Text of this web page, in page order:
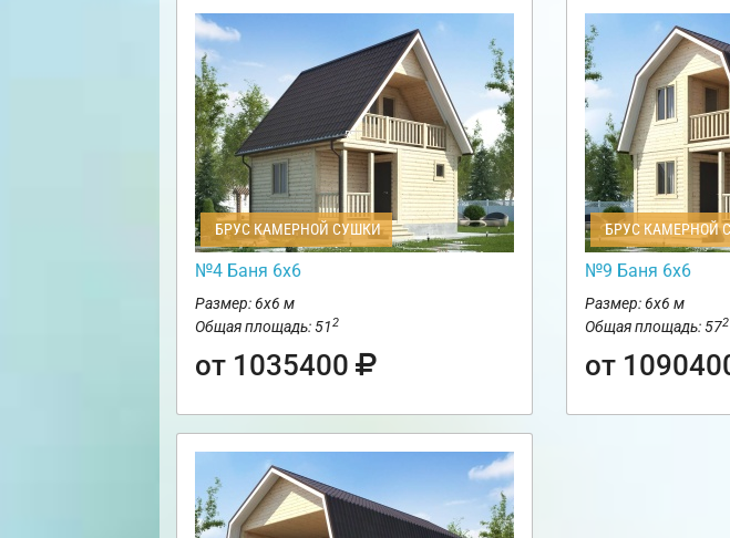
БРУС КАМЕРНОЙ СУШКИ
№4 Баня 6х6
Размер: 6х6 м
Общая площадь: 512
от 1035400
БРУС КАМЕРНОЙ
№9 Баня 6х6
Размер: 6х6 м
Общая площадь: 572
от